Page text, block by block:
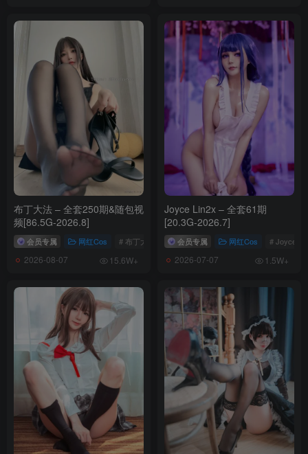
[11.26更1]
Nyako喵子 NO.042 大凤纯白婚纱[65P-235.3M]
[11.1更1]
Nyako喵子 NO.041 2B同人旗袍[43P-196.37MB]
[10.31更3]
Nyako喵子 NO.040 路易九世旗袍[48P-248.09MB]
Nyako喵子 NO.039 爱宕婚纱[62P-200MB]
Nyako喵子 NO.038 死或生-穗香[138P-839.08MB]
[8.28更6]
Nyako喵子 NO.037 痴·女子校生2 火车jk [80P1V-883MB]
Nyako喵子 NO.036 痴·女子校生2 风纪委员 [85P1V-883MB]
Nyako喵子 NO.034 英仙座护士 [65P-424MB]
Nyako喵子 NO.033 姐姐的居家假日 [83P1V-904MB]
Nyako喵子 NO.032 人妻本 [87P1V-902MB]
Nyako喵子 NO.031 柴郡旗袍 [48P-315MB]
Nyako喵子 NO.030 酒吞童子女仆 [42P-108MB]
Nyako喵子 NO.029 妄想彼女との同棲生活2 [205P2V-898MB]
Nyako喵子 NO.028 Nyako自撮り③ [52P1V-198MB]
Nyako喵子 NO.027 温泉旅行 [225P2V-1.27GB]
Nyako喵子 NO.026 秘密病棟 [130P2V-882MB]
布丁大法 – 全套250期&随包视
频[86.5G-2026.8]
会员专属 网红Cos # 布丁大法
2026-08-07 15.6W+
Joyce Lin2x – 全套61期
[20.3G-2026.7]
会员专属 网红Cos # Joyce
2026-07-07 1.5W+